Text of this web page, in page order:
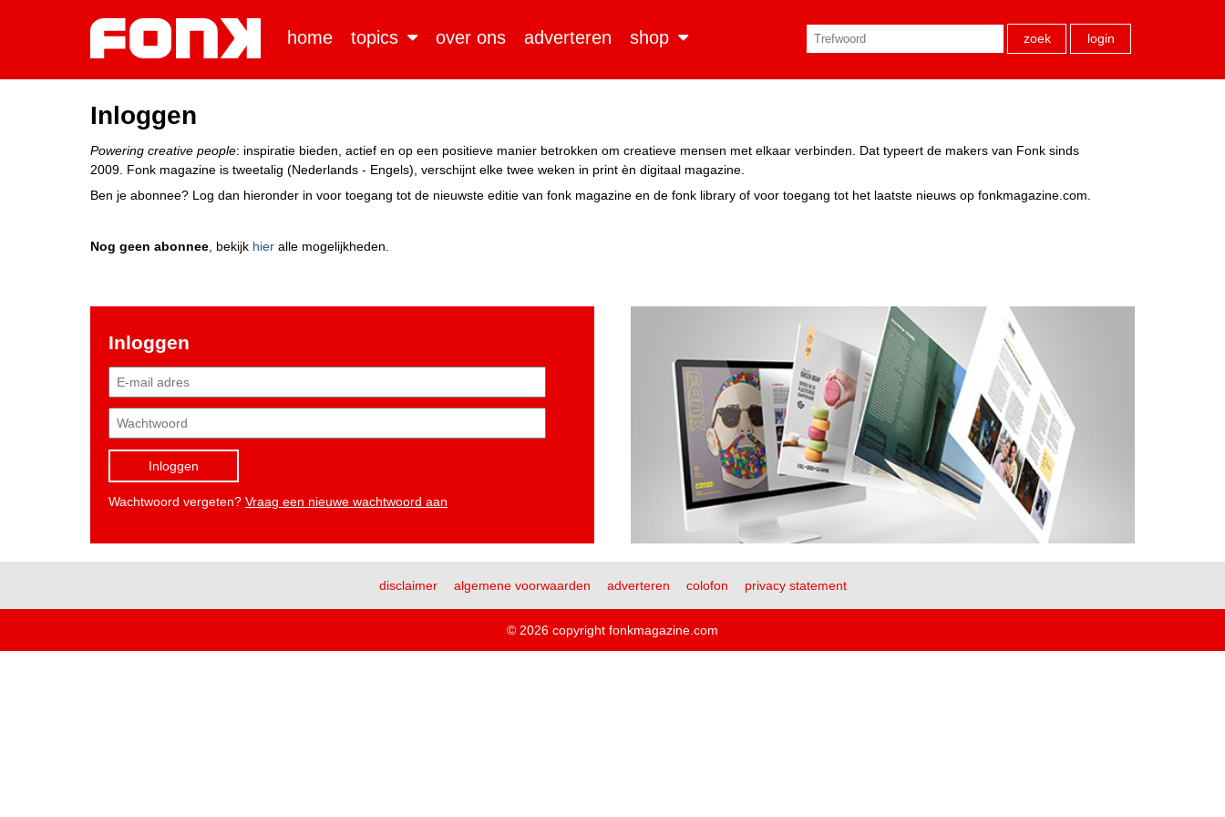
home topics over ons adverteren shop zoek login
Inloggen
Powering creative people: inspiratie bieden, actief en op een positieve manier betrokken om creatieve mensen met elkaar verbinden. Dat typeert de makers van Fonk sinds
2009. Fonk magazine is tweetalig (Nederlands - Engels), verschijnt elke twee weken in print èn digitaal magazine.
Ben je abonnee? Log dan hieronder in voor toegang tot de nieuwste editie van fonk magazine en de fonk library of voor toegang tot het laatste nieuws op fonkmagazine.com.
Nog geen abonnee , bekijk hier alle mogelijkheden.
Inloggen
Inloggen
Wachtwoord vergeten? Vraag een nieuwe wachtwoord aan
disclaimer algemene voorwaarden adverteren colofon privacy statement
© 2026 copyright fonkmagazine.com